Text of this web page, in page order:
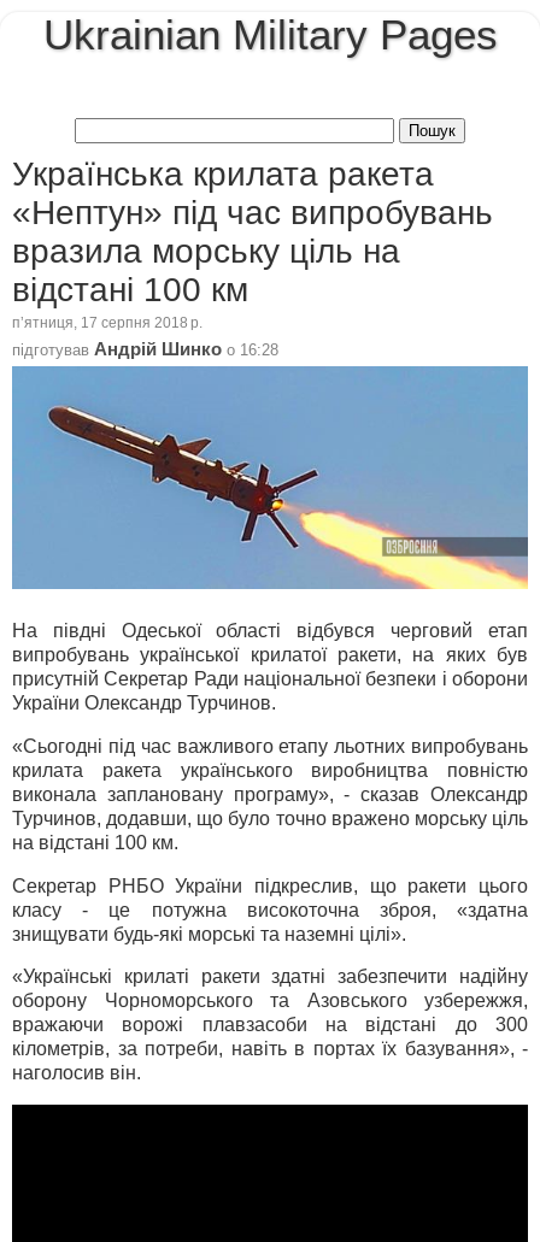
Ukrainian Military Pages
Українська крилата ракета
«Нептун» під час випробувань
вразила морську ціль на
відстані 100 км
пʼятниця, 17 серпня 2018 р.
підготував Андрій Шинко о 16:28
На півдні Одеської області відбувся черговий етап
випробувань української крилатої ракети, на яких був
присутній Секретар Ради національної безпеки і оборони
України Олександр Турчинов.
«Сьогодні під час важливого етапу льотних випробувань
крилата ракета українського виробництва повністю
виконала заплановану програму», - сказав Олександр
Турчинов, додавши, що було точно вражено морську ціль
на відстані 100 км.
Секретар РНБО України підкреслив, що ракети цього
класу - це потужна високоточна зброя, «здатна
знищувати будь-які морські та наземні цілі».
«Українські крилаті ракети здатні забезпечити надійну
оборону Чорноморського та Азовського узбережжя,
вражаючи ворожі плавзасоби на відстані до 300
кілометрів, за потреби, навіть в портах їх базування», -
наголосив він.